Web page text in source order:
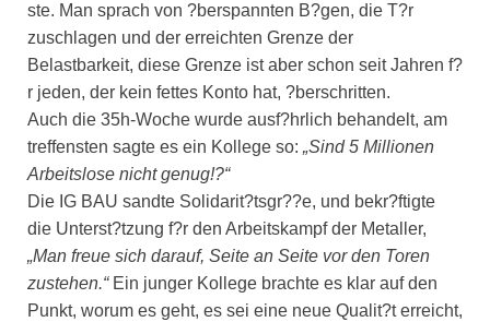
ste. Man sprach von ?berspannten B?gen, die T?r
zuschlagen und der erreichten Grenze der
Belastbarkeit, diese Grenze ist aber schon seit Jahren f?
r jeden, der kein fettes Konto hat, ?berschritten.
Auch die 35h-Woche wurde ausf?hrlich behandelt, am
treffensten sagte es ein Kollege so: „Sind 5 Millionen
Arbeitslose nicht genug!?“
Die IG BAU sandte Solidarit?tsgr??e, und bekr?ftigte
die Unterst?tzung f?r den Arbeitskampf der Metaller,
„Man freue sich darauf, Seite an Seite vor den Toren
zustehen.“Ein junger Kollege brachte es klar auf den
Punkt, worum es geht, es sei eine neue Qualit?t erreicht,